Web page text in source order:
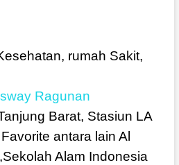
rumah Sakit,
Ragunan
Barat, Stasiun LA
antara lain Al
Alam Indonesia